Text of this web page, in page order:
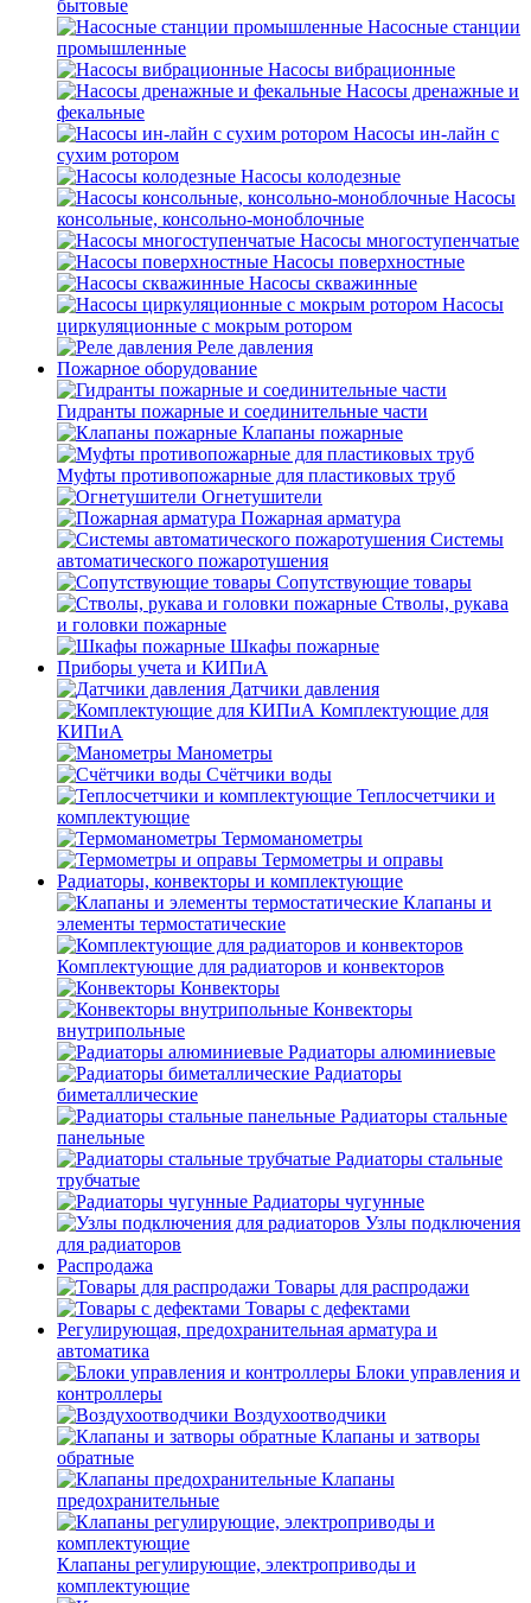
бытовые
Насосные станции
промышленные
Насосы вибрационные
Насосы дренажные и
фекальные
Насосы ин-лайн с
сухим ротором
Насосы колодезные
Насосы
консольные, консольно-моноблочные
Насосы многоступенчатые
Насосы поверхностные
Насосы скважинные
Насосы
циркуляционные с мокрым ротором
Реле давления
Пожарное оборудование
Гидранты пожарные и соединительные части
Клапаны пожарные
Муфты противопожарные для пластиковых труб
Огнетушители
Пожарная арматура
Системы
автоматического пожаротушения
Сопутствующие товары
Стволы, рукава
и головки пожарные
Шкафы пожарные
Приборы учета и КИПиА
Датчики давления
Комплектующие для
КИПиА
Манометры
Счётчики воды
Теплосчетчики и
комплектующие
Термоманометры
Термометры и оправы
Радиаторы, конвекторы и комплектующие
Клапаны и
элементы термостатические
Комплектующие для радиаторов и конвекторов
Конвекторы
Конвекторы
внутрипольные
Радиаторы алюминиевые
Радиаторы
биметаллические
Радиаторы стальные
панельные
Радиаторы стальные
трубчатые
Радиаторы чугунные
Узлы подключения
для радиаторов
Распродажа
Товары для распродажи
Товары с дефектами
Регулирующая, предохранительная арматура и
автоматика
Блоки управления и
контроллеры
Воздухоотводчики
Клапаны и затворы
обратные
Клапаны
предохранительные
Клапаны регулирующие, электроприводы и
комплектующие